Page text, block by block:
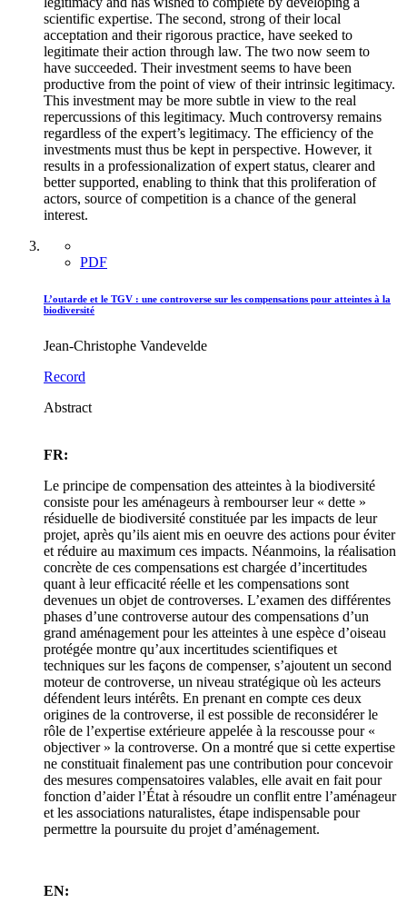
scientific expertise. The second, strong of their local
acceptation and their rigorous practice, have seeked to
legitimate their action through law. The two now seem to
have succeeded. Their investment seems to have been
productive from the point of view of their intrinsic legitimacy.
This investment may be more subtle in view to the real
repercussions of this legitimacy. Much controversy remains
regardless of the expert’s legitimacy. The efficiency of the
investments must thus be kept in perspective. However, it
results in a professionalization of expert status, clearer and
better supported, enabling to think that this proliferation of
actors, source of competition is a chance of the general
interest.
PDF
L’outarde et le TGV : une controverse sur les compensations pour atteintes à la
biodiversité
Jean-Christophe Vandevelde
Record
Abstract
FR:
Le principe de compensation des atteintes à la biodiversité
consiste pour les aménageurs à rembourser leur « dette »
résiduelle de biodiversité constituée par les impacts de leur
projet, après qu’ils aient mis en oeuvre des actions pour éviter
et réduire au maximum ces impacts. Néanmoins, la réalisation
concrète de ces compensations est chargée d’incertitudes
quant à leur efficacité réelle et les compensations sont
devenues un objet de controverses. L’examen des différentes
phases d’une controverse autour des compensations d’un
grand aménagement pour les atteintes à une espèce d’oiseau
protégée montre qu’aux incertitudes scientifiques et
techniques sur les façons de compenser, s’ajoutent un second
moteur de controverse, un niveau stratégique où les acteurs
défendent leurs intérêts. En prenant en compte ces deux
origines de la controverse, il est possible de reconsidérer le
rôle de l’expertise extérieure appelée à la rescousse pour «
objectiver » la controverse. On a montré que si cette expertise
ne constituait finalement pas une contribution pour concevoir
des mesures compensatoires valables, elle avait en fait pour
fonction d’aider l’État à résoudre un conflit entre l’aménageur
et les associations naturalistes, étape indispensable pour
permettre la poursuite du projet d’aménagement.
EN: